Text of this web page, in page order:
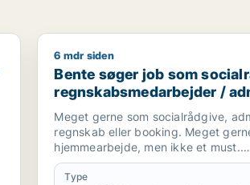
Bente søger job som
6 mdr siden
Bente søger job som
regnskabsmedarbejder /
medarbejder /
Meget gerne som socialrådgive,
regnskab eller booking. Meget
hjemmearbejde, men ikke et must.
Sekretær for studerende
Type